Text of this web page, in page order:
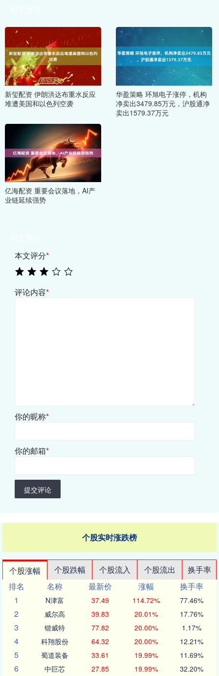
新玺配资 伊朗洪达布重水反应
堆遭美国和以色列空袭
华盈策略 环旭电子涨停，机构
净卖出3479.85万元，沪股通净
卖出1579.37万元
亿海配资 重要会议落地，AI产
业链延续强势
本文评分*
评论内容*
你的昵称*
你的邮箱*
提交评论
个股实时涨跌榜
个股涨幅 个股跌幅 个股流入 个股流出
换手率
排名
名称 最新价 涨幅
换手率
1
N津富 37.49 114.72% 77.46%
2 威尔高 39.83 20.01% 17.76%
3 锴威特 77.82 20.00% 1.17%
4 科翔股份 64.32 20.00% 12.21%
5 蜀道装备 33.61 19.99% 11.69%
6 中巨芯 27.85 19.99% 32.20%